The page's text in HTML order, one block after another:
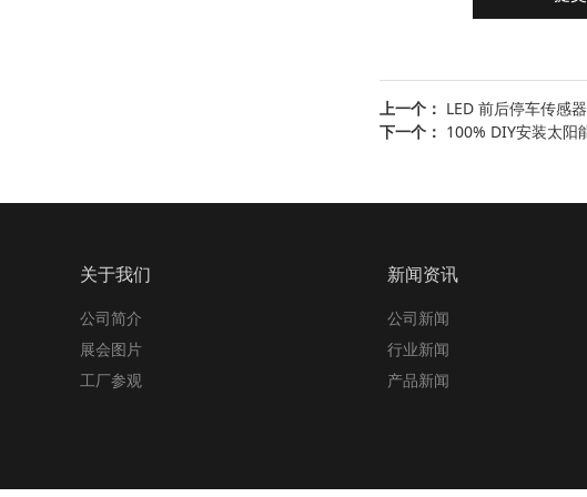
上一个： LED 前后停车传感
下一个： 100% DIY安装太阳
关于我们
公司简介
展会图片
工厂参观
新闻资讯
公司新闻
行业新闻
产品新闻